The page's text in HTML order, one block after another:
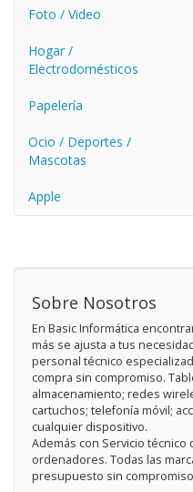
Foto / Video
Hogar /
Electrodomésticos
Papelería
Ocio / Deportes /
Mascotas
Apple
Sobre Nosotros
En Basic Informática
más se ajusta a tus
personal técnico
compra sin compromiso.
almacenamiento; redes
cartuchos; telefonía móvil;
cualquier dispositivo.
Además con Servicio técnico
ordenadores. Todas las
presupuesto sin